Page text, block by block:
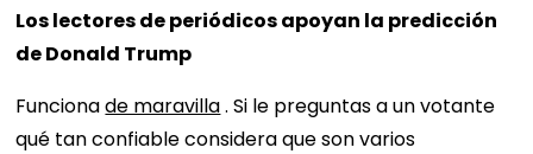
Los lectores de periódicos apoyan la predicción
de Donald Trump
Funcionade maravilla. Si le preguntas a un votante
qué tan confiable considera que son varios